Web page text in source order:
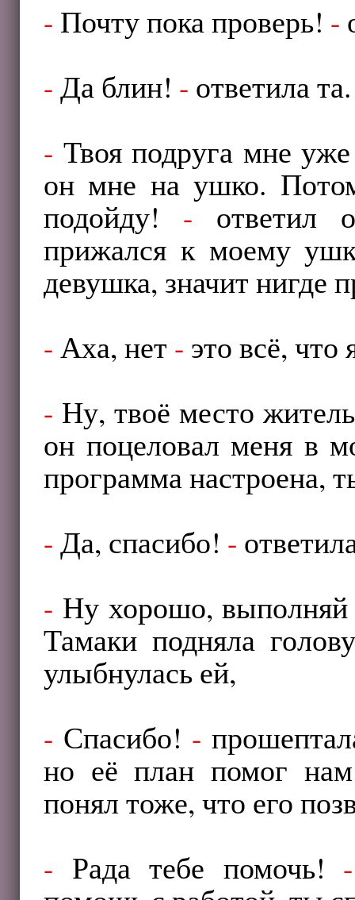
- Почту пока проверь! -
-Да блин! - ответила та.
- Твоя подруга мне
он мне на ушко.
подойду! - ответил
прижался к моему
девушка, значит нигде
-Аха, нет - это всё,
- Ну, твоё место
он поцеловал меня в
программа настроена,
-Да, спасибо! -
- Ну хорошо,
Тамаки подняла
улыбнулась ей,
- Спасибо! -
но её план помог
понял тоже, что его
- Рада тебе помочь! -